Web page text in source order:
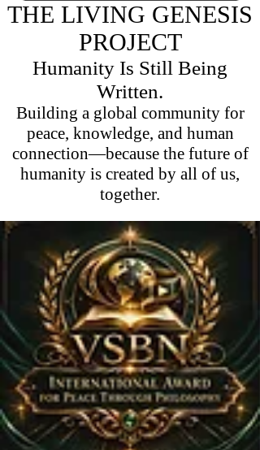
THE LIVING GENESIS
PROJECT
Humanity Is Still Being
Written.
Building a global community for
peace, knowledge, and human
connection—because the future of
humanity is created by all of us,
together.